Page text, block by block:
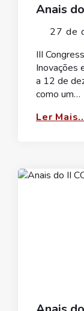
Anais
27 de
III
Inovações
a 12 de
como um…
Ler